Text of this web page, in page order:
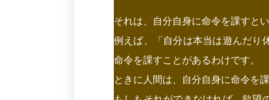
それは、自分自身に命令を課すとい
例えば、「自分は本当は遊んだり
命令を課すことがあるわけです。
ときに人間は、自分自身に命令を